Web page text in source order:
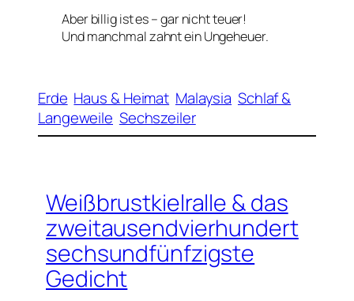
Aber billig ist es – gar nicht teuer!
Und manchmal zahnt ein Ungeheuer.
Erde Haus & Heimat Malaysia Schlaf &
Langeweile Sechszeiler
Weißbrustkielralle & das
zweitausendvierhundert
sechsundfünfzigste
Gedicht